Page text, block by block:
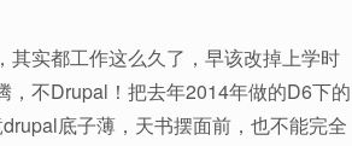
其实都工作这么久了，早该改掉上学时
不Drupal！把去年2014年做的D6下的
底子薄，天书摆面前，也不能完全